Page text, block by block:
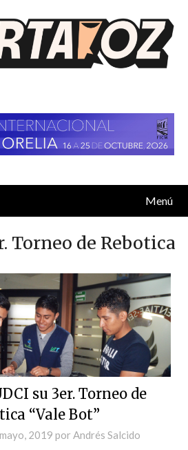
Menú
Torneo de Rebotica
su 3er. Torneo de
“Vale Bot”
2019 por Andrés Salcido